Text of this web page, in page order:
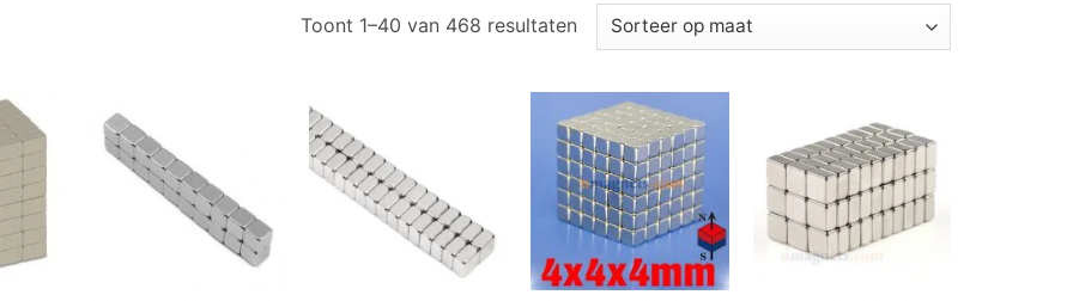
Toont 1–40 van 468 resultaten